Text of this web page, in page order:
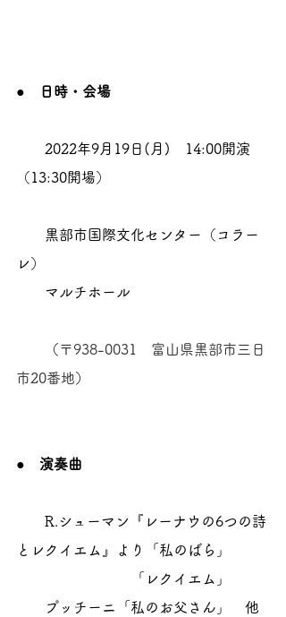
● 日時・会場
2022年9月19日(月)　14:00開演
（13:30開場）
黒部市国際文化センター（コラー
レ）
マルチホール
（ 〒938-0031　富山県黒部市三日
市20番地）
●　演奏曲
R.シューマン『レーナウの6つの詩
とレクイエム』より「私のばら」
「レクイエム」
プッチーニ「私のお父さん」　他